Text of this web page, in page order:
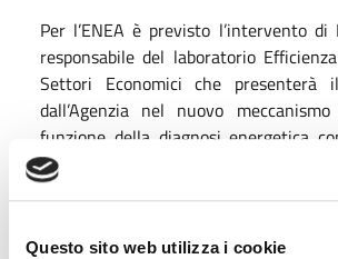
Questo sito web utilizza i cookie
Per l’ENEA è previsto l’intervento di
responsabile del laboratorio
Settori Economici che presenterà
dall’Agenzia nel nuovo
funzione della diagnosi energetica
per l'accesso alle agevolazioni. Un
controlli documentali effettuati da
green conditionality a), di competenza